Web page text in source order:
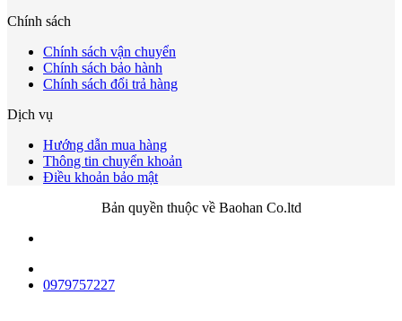
Chính sách
Chính sách vận chuyển
Chính sách bảo hành
Chính sách đổi trả hàng
Dịch vụ
Hướng dẫn mua hàng
Thông tin chuyển khoản
Điều khoản bảo mật
Bản quyền thuộc về Baohan Co.ltd
0979757227